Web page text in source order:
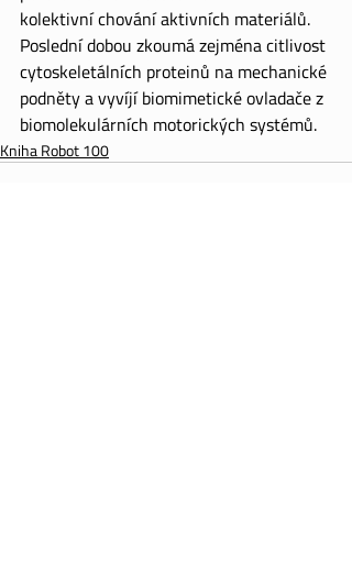
kolektivní chování aktivních materiálů.
Poslední dobou zkoumá zejména citlivost
cytoskeletálních proteinů na mechanické
podněty a vyvíjí biomimetické ovladače z
biomolekulárních motorických systémů.
Kniha Robot 100